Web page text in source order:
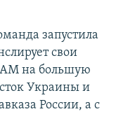
запустила
свои
АМ на большую
Украины и
России, а с